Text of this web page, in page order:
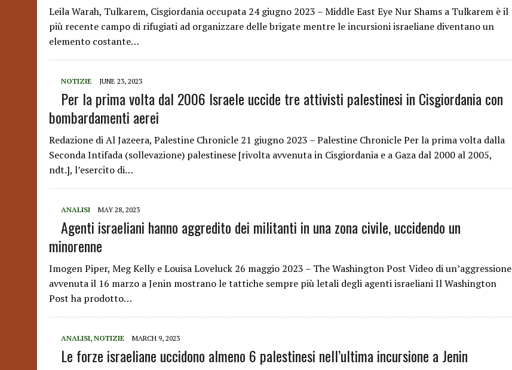
Leila Warah, Tulkarem, Cisgiordania occupata 24 giugno 2023 – Middle East Eye Nur Shams a Tulkarem è il
più recente campo di rifugiati ad organizzare delle brigate mentre le incursioni israeliane diventano un
elemento costante…
NOTIZIE JUNE 23, 2023
Per la prima volta dal 2006 Israele uccide tre attivisti palestinesi in Cisgiordania con
bombardamenti aerei
Redazione di Al Jazeera, Palestine Chronicle 21 giugno 2023 – Palestine Chronicle Per la prima volta dalla
Seconda Intifada (sollevazione) palestinese [rivolta avvenuta in Cisgiordania e a Gaza dal 2000 al 2005,
ndt.], l’esercito di…
ANALISI MAY 28, 2023
Agenti israeliani hanno aggredito dei militanti in una zona civile, uccidendo un
minorenne
Imogen Piper, Meg Kelly e Louisa Loveluck 26 maggio 2023 – The Washington Post Video di un’aggressione
avvenuta il 16 marzo a Jenin mostrano le tattiche sempre più letali degli agenti israeliani Il Washington
Post ha prodotto…
ANALISI, NOTIZIE MARCH 9, 2023
Le forze israeliane uccidono almeno 6 palestinesi nell’ultima incursione a Jenin